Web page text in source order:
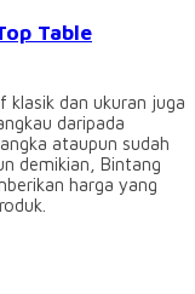
Table
dan ukuran juga
daripada
ataupun sudah
demikian, Bintang
harga yang